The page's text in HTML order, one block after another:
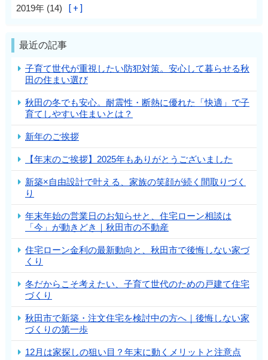
2019年 (14)
最近の記事
子育て世代が重視したい防犯対策。安心して暮らせる秋
田の住まい選び
秋田の冬でも安心。耐震性・断熱に優れた「快適」で子
育てしやすい住まいとは？
新年のご挨拶
【年末のご挨拶】2025年もありがとうございました
新築×自由設計で叶える、家族の笑顔が続く間取りづく
り
年末年始の営業日のお知らせと、住宅ローン相談は
「今」が動きどき｜秋田市の不動産
住宅ローン金利の最新動向と、秋田市で後悔しない家づ
くり
冬だからこそ考えたい、子育て世代のための戸建て住宅
づくり
秋田市で新築・注文住宅を検討中の方へ｜後悔しない家
づくりの第一歩
12月は家探しの狙い目？年末に動くメリットと注意点